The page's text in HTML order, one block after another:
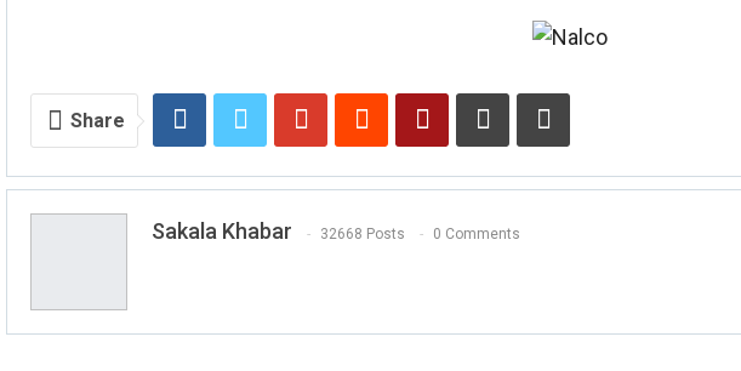
Share
Sakala Khabar 32668 Posts 0 Comments